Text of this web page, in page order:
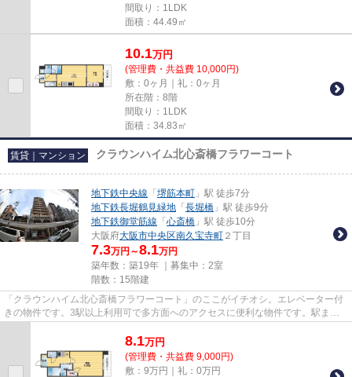
間取り：1LDK
面積：44.49㎡
10.1万円
(管理費・共益費 10,000円)
敷：0ヶ月｜礼：0ヶ月
所在階：8階
間取り：1LDK
面積：34.83㎡
賃貸｜マンション クラウンハイム北心斎橋フラワーコート
地下鉄中央線 「 堺筋本町 」駅 徒歩7分
地下鉄長堀鶴見緑地 「 長堀橋 」駅 徒歩9分
地下鉄御堂筋線 「 心斎橋 」駅 徒歩10分
大阪府大阪市中央区南久宝寺町 ２丁目
7.3万円～8.1万円
築年数：築19年 ｜募集中： 2室
階数：15階建
「クラウンハイム北心斎橋フラワーコート」のここがイチオシ。エレベーター付
きの物件です。3駅以上利用可で多方面へのアクセスに便利な物件です。駅まで
8.1万円
(管理費・共益費 9,000円)
敷：9万円｜礼：0万円